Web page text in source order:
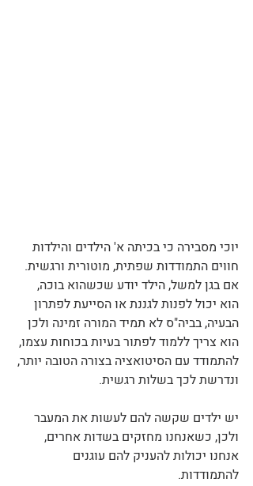
יוכי מסבירה כי בכיתה א' הילדים והילדות
חווים התמודדות שפתית, מוטורית ורגשית.
אם בגן למשל, הילד יודע שכשהוא בוכה,
הוא יכול לפנות לגננת או הסייעת לפתרון
הבעיה, בביה"ס לא תמיד המורה זמינה ולכן
הוא צריך ללמוד לפתור בעיות בכוחות עצמו,
להתמודד עם הסיטואציה בצורה הטובה יותר,
ונדרשת לכך בשלות רגשית.
יש ילדים שקשה להם לעשות את המעבר
ולכן, כשאנחנו מחזקים בשדות אחרים,
אנחנו יכולות להעניק להם עוגנים
להתמודדות.